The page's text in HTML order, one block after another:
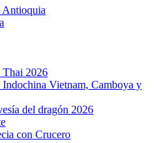
Antioquia
Thai 2026
Indochina Vietnam, Camboya y
del dragón 2026
con Crucero